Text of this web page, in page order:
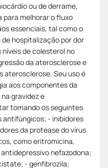
ou de derrame,
para melhorar o fluxo
essenciais, tal como o
hospitalização por dor
de colesterol no
da aterosclerose e
aterosclerose. Seu uso é
aos componentes da
gravidez e
tomando os seguintes
- inibidores
da protease do vírus
como eritromicina,
nefazodona;
- genfibrozila;